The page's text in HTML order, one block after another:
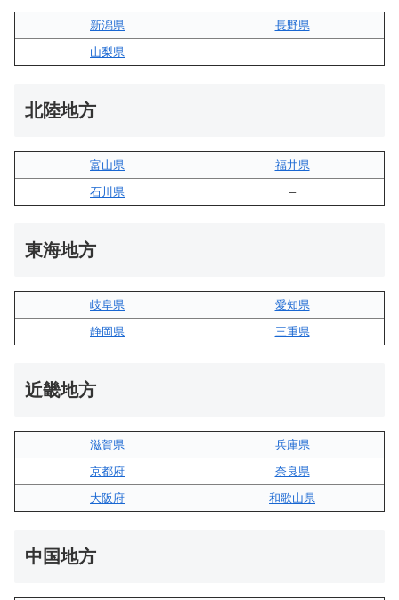
新潟県
長野県
山梨県
–
北陸地方
富山県
福井県
石川県
–
東海地方
岐阜県
愛知県
静岡県
三重県
近畿地方
滋賀県
兵庫県
京都府
奈良県
大阪府
和歌山県
中国地方